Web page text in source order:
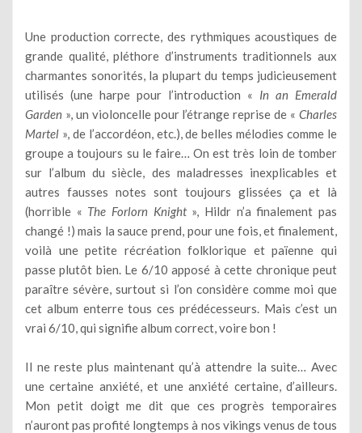
Une production correcte, des rythmiques acoustiques de
grande qualité, pléthore d’instruments traditionnels aux
charmantes sonorités, la plupart du temps judicieusement
utilisés (une harpe pour l’introduction « In an Emerald
Garden », un violoncelle pour l’étrange reprise de « Charles
Martel », de l’accordéon, etc.), de belles mélodies comme le
groupe a toujours su le faire… On est très loin de tomber
sur l’album du siècle, des maladresses inexplicables et
autres fausses notes sont toujours glissées ça et là
(horrible « The Forlorn Knight», Hildr n’a finalement pas
changé !) mais la sauce prend, pour une fois, et finalement,
voilà une petite récréation folklorique et païenne qui
passe plutôt bien. Le 6/10 apposé à cette chronique peut
paraître sévère, surtout si l’on considère comme moi que
cet album enterre tous ces prédécesseurs. Mais c’est un
vrai 6/10, qui signifie album correct, voire bon !
Il ne reste plus maintenant qu’à attendre la suite… Avec
une certaine anxiété, et une anxiété certaine, d’ailleurs.
Mon petit doigt me dit que ces progrès temporaires
n’auront pas profité longtemps à nos vikings venus de tous